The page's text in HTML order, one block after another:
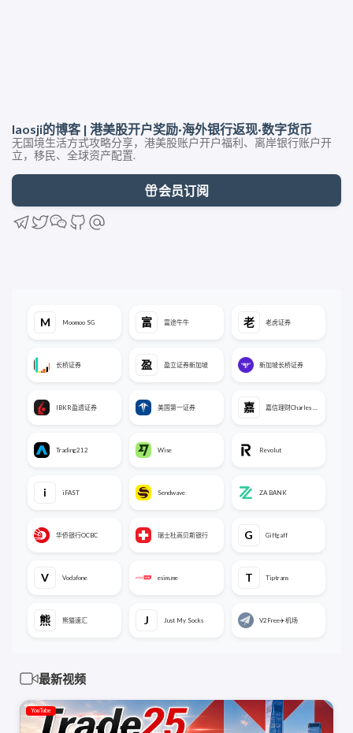
laosji的博客 | 港美股开户奖励·海外银行返现·数字货币
无国境生活方式攻略分享，港美股账户开户福利、离岸银行账户开
立，移民、全球资产配置.
会员订阅
iFast旗下iGM「奕丰环球市场」内地开户攻略：顾问认
证，全程在线开户
今天注册了一个「美国私人地址」，真的大有用处！
全美国中国人最容易申请的银行卡「华美银行」：远程
M Moomoo SG 富 富途牛牛 老 老虎证券
长桥证券 盈 盈立证券新加坡 新加坡长桥证券
IBKR盈透证券 美国第一证券 嘉
Trading212 Wise Revolut
i iFAST Sendwave ZA BANK
华侨银行OCBC 瑞士杜高贝斯银行 G Giffgaff
V Vodafone esim.me T Tiptrans
熊 熊猫速汇 J Just My Socks V2Free✈️机场
最新视频
YouTube